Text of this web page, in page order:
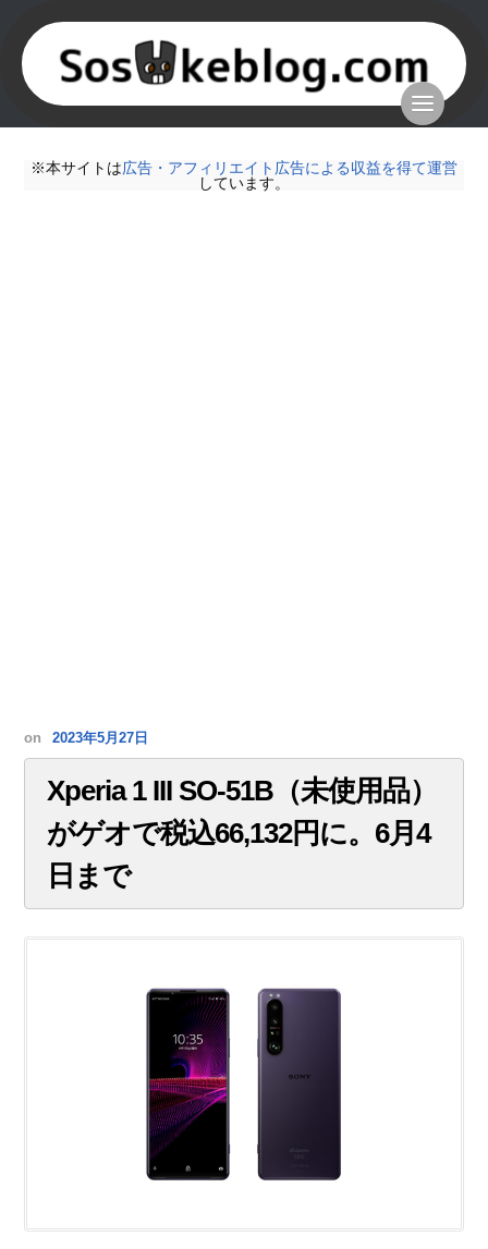
※本サイトは広告・アフィリエイト広告による収益を得て運営
しています。
on 2023年5月27日
Xperia 1 III SO-51B（未使用品）
がゲオで税込66,132円に。6月4
日まで